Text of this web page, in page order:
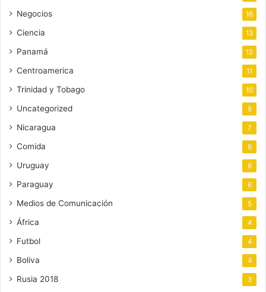
Negocios 16
Ciencia 13
Panamá 12
Centroamerica 11
Trinidad y Tobago 10
Uncategorized 9
Nicaragua 7
Comida 6
Uruguay 6
Paraguay 6
Medios de Comunicación 5
África 4
Futbol 4
Boliva 4
Rusia 2018 3